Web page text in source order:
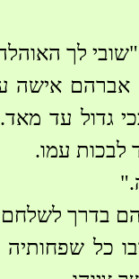
לך
אברהם אישה
גדול עד
לבכות עמו.
בדרך לשלחם
כל שפחותיה